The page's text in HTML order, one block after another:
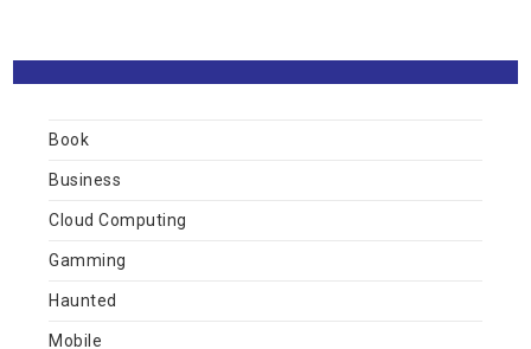
Book
Business
Cloud Computing
Gamming
Haunted
Mobile